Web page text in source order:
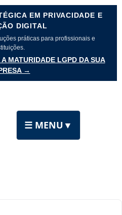
EM PRIVACIDADE E
DIGITAL
práticas para profissionais e
MATURIDADE LGPD DA SUA
→
☰ MENU ▼